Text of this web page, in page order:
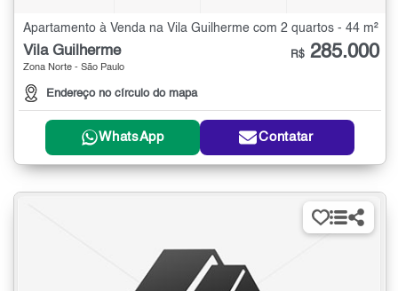
Apartamento à Venda na Vila Guilherme com 2 quartos - 44 m²
Vila Guilherme
Zona Norte - São Paulo
Endereço no círculo do mapa
R$ 285.000
WhatsApp Contatar